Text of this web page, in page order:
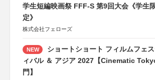
学生短編映画祭 FFF-S 第9回大会《学生
定》
株式会社フェローズ
NEW
ショートショート フィルムフェ
ィバル ＆ アジア 2027【Cinematic
門】